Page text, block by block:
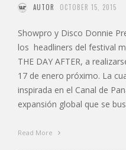
AUTOR OCTOBER 15, 2015
Showpro y Disco Donnie
los headliners del festival
THE DAY AFTER, a
17 de enero próximo. La
inspirada en el Canal de
expansión global que se
Read More